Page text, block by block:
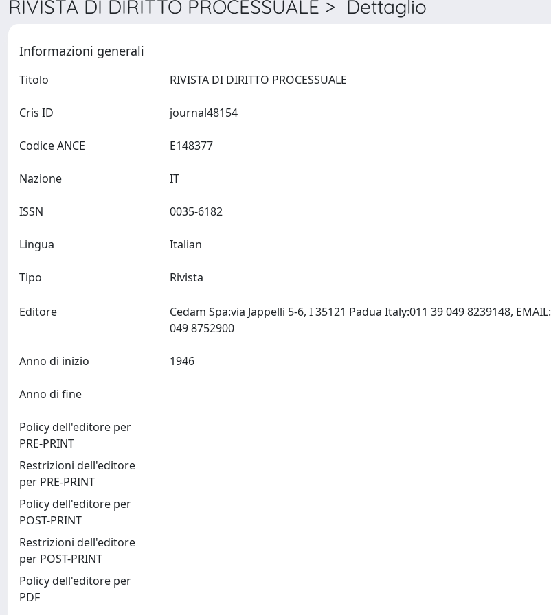
RIVISTA DI DIRITTO PROCESSUALE > Dettaglio
Informazioni generali
Titolo
Cris ID
Codice ANCE
Nazione
ISSN
Lingua
Tipo Rivista
Editore Cedam Spa:via Jappelli 5-6, I 35121 Padua Italy:011 39 049 8239148, EMAIL:
Anno di inizio
Anno di fine
Policy dell'editore per
PRE-PRINT
Restrizioni dell'editore
per PRE-PRINT
Policy dell'editore per
POST-PRINT
Restrizioni dell'editore
per POST-PRINT
Policy dell'editore per
PDF